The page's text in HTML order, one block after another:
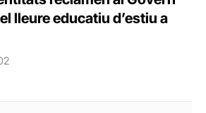
lleure educatiu d’estiu a